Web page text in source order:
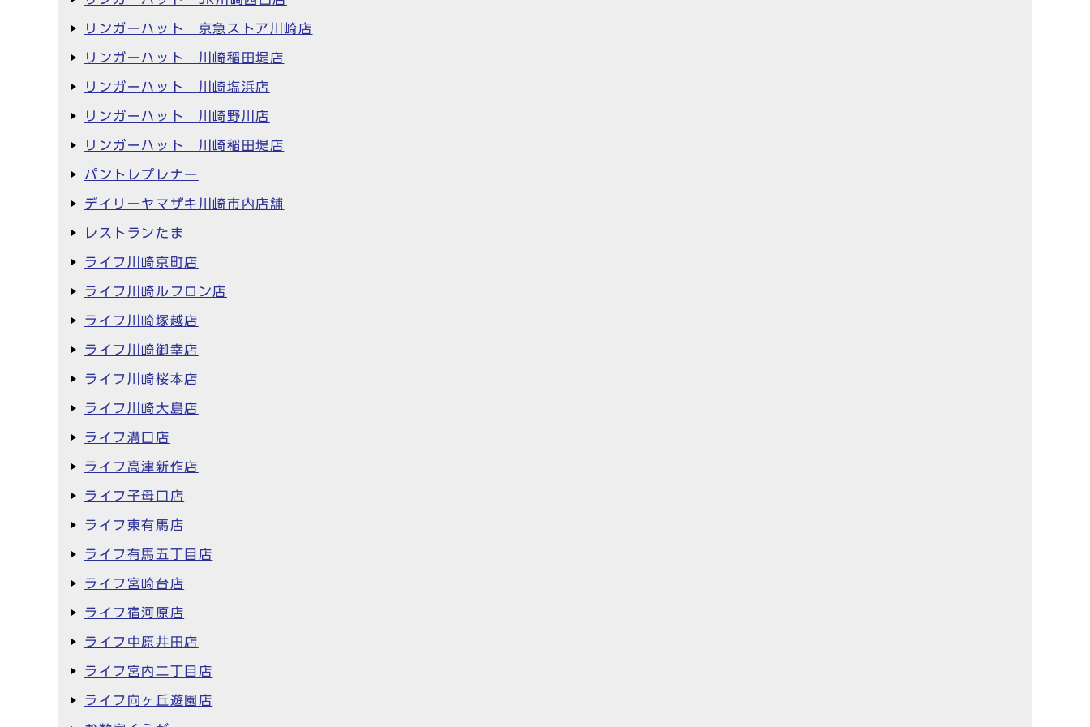
リンガーハット 京急ストア川崎店
リンガーハット 川崎稲田堤店
リンガーハット 川崎塩浜店
リンガーハット 川崎野川店
リンガーハット 川崎稲田堤店
パントレプレナー
デイリーヤマザキ川崎市内店舗
レストランたま
ライフ川崎京町店
ライフ川崎ルフロン店
ライフ川崎塚越店
ライフ川崎御幸店
ライフ川崎桜本店
ライフ川崎大島店
ライフ溝口店
ライフ高津新作店
ライフ子母口店
ライフ東有馬店
ライフ有馬五丁目店
ライフ宮崎台店
ライフ宿河原店
ライフ中原井田店
ライフ宮内二丁目店
ライフ向ヶ丘遊園店